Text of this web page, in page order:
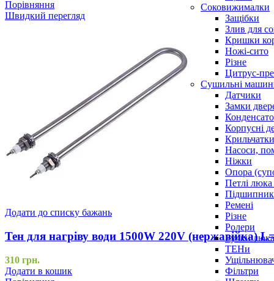
Соковижималки
Защібки
Злив для
Кришки
Ножі-сито
Різне
Цитрус-
Сушильні
Датчики
Замки
Корпусні
Крильчатки
Насоси,
Ніжки
Опора
Петлі люка
Ремені
Різне
Ролери
Ручки
ТЕНи
Фільтри
Порівняння
Швидкий перегляд
Додати до списку бажань
Тен для нагріву води 1500W 220V (нержавійка)
310 грн.
Додати в кошик